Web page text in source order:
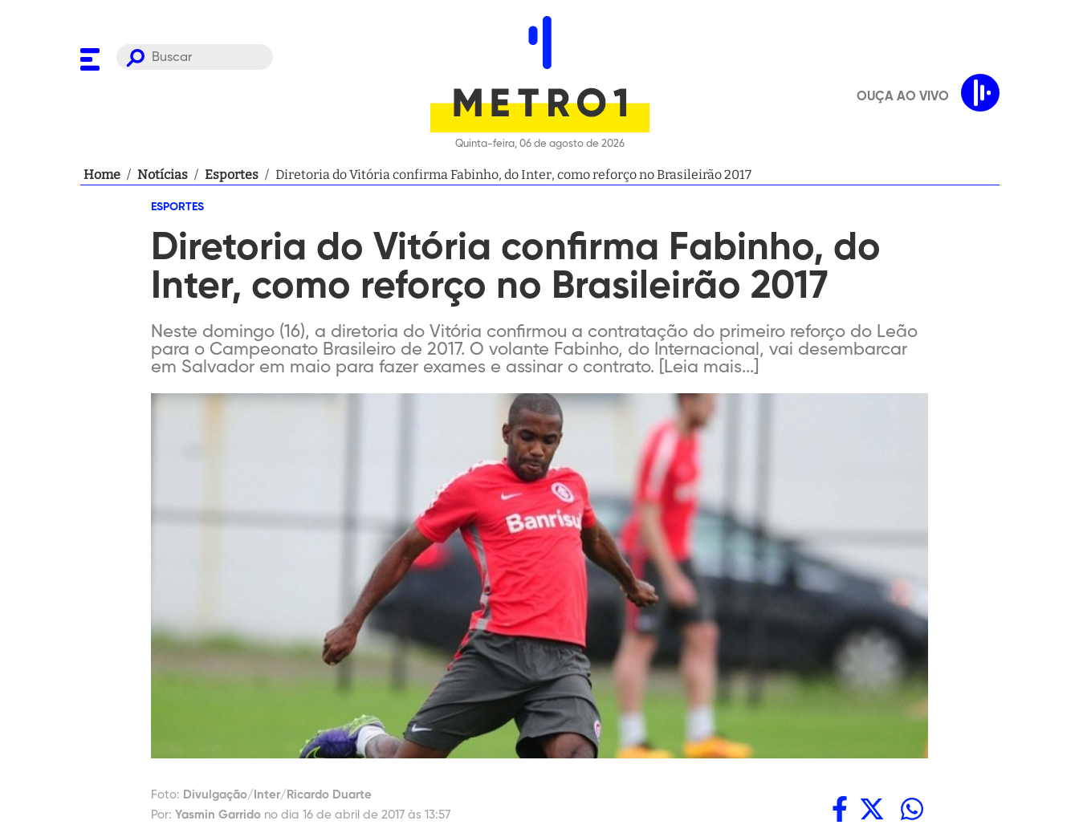
Quinta-feira, 06 de agosto de 2026
OUÇA AO VIVO
Home / Notícias / Esportes / Diretoria do Vitória confirma Fabinho, do Inter, como reforço no Brasileirão 2017
ESPORTES
Diretoria do Vitória confirma Fabinho, do
Inter, como reforço no Brasileirão 2017
Neste domingo (16), a diretoria do Vitória confirmou a contratação do primeiro reforço do Leão
para o Campeonato Brasileiro de 2017. O volante Fabinho, do Internacional, vai desembarcar
em Salvador em maio para fazer exames e assinar o contrato. [Leia mais...]
Foto: Divulgação/Inter/Ricardo Duarte
Por: Yasmin Garrido no dia 16 de abril de 2017 às 13:57